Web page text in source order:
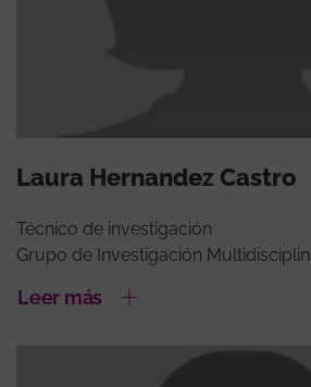
Laura Hernandez Castro
Técnico de investigación
Grupo de Investigación
Leer más